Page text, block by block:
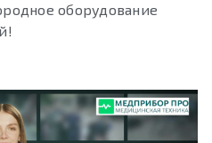
оборудование